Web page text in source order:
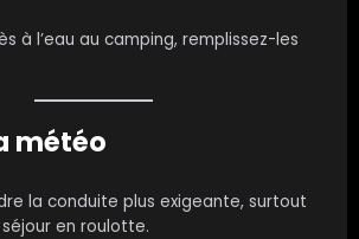
à l’eau au camping, remplissez-les
météo
la conduite plus exigeante, surtout
en roulotte.